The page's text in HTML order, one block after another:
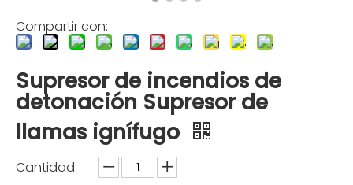
Compartir con:
Supresor de incendios de
detonación Supresor de
llamas ignífugo
Cantidad: